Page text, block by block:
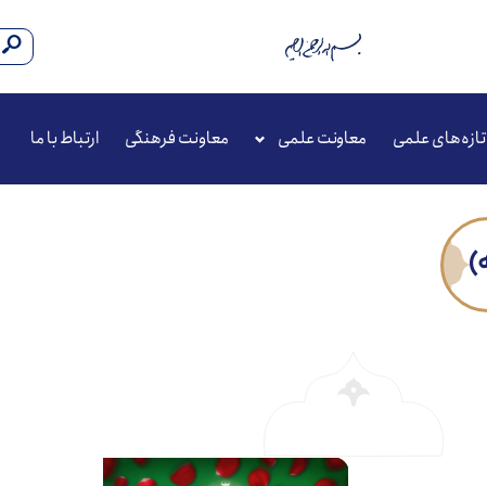
تازه‌های علمی معاونت علمی معاونت فرهنگی ارتباط با ما